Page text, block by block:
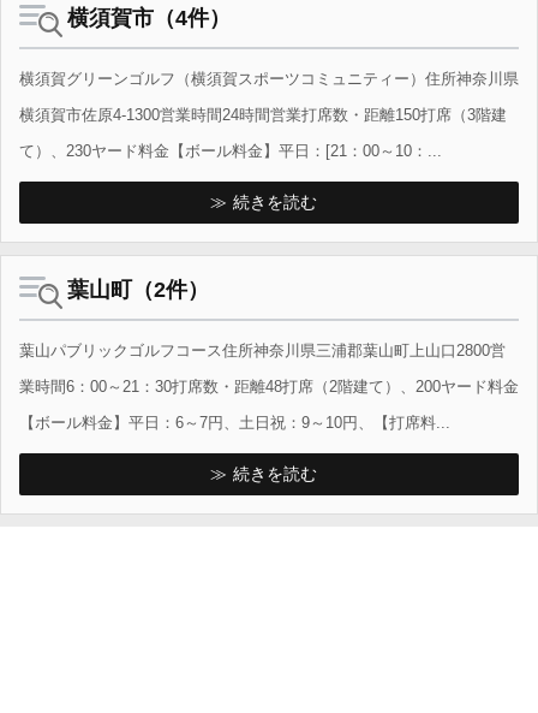
横須賀市（4件）
横須賀グリーンゴルフ（横須賀スポーツコミュニティー）住所神奈川県
横須賀市佐原4-1300営業時間24時間営業打席数・距離150打席（3階建
て）、230ヤード料金【ボール料金】平日：[21：00～10：...
続きを読む
葉山町（2件）
葉山パブリックゴルフコース住所神奈川県三浦郡葉山町上山口2800営
業時間6：00～21：30打席数・距離48打席（2階建て）、200ヤード料金
【ボール料金】平日：6～7円、土日祝：9～10円、【打席料...
続きを読む